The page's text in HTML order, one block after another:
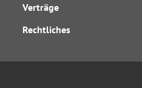
Verträge
Rechtliches